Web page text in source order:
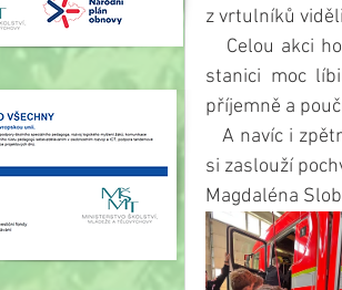
z vrtulníků
stanici moc
příjemně a
   A navíc i zpětná vazba z LZS byla kladná a naši žáci
si zaslouží
Magdaléna